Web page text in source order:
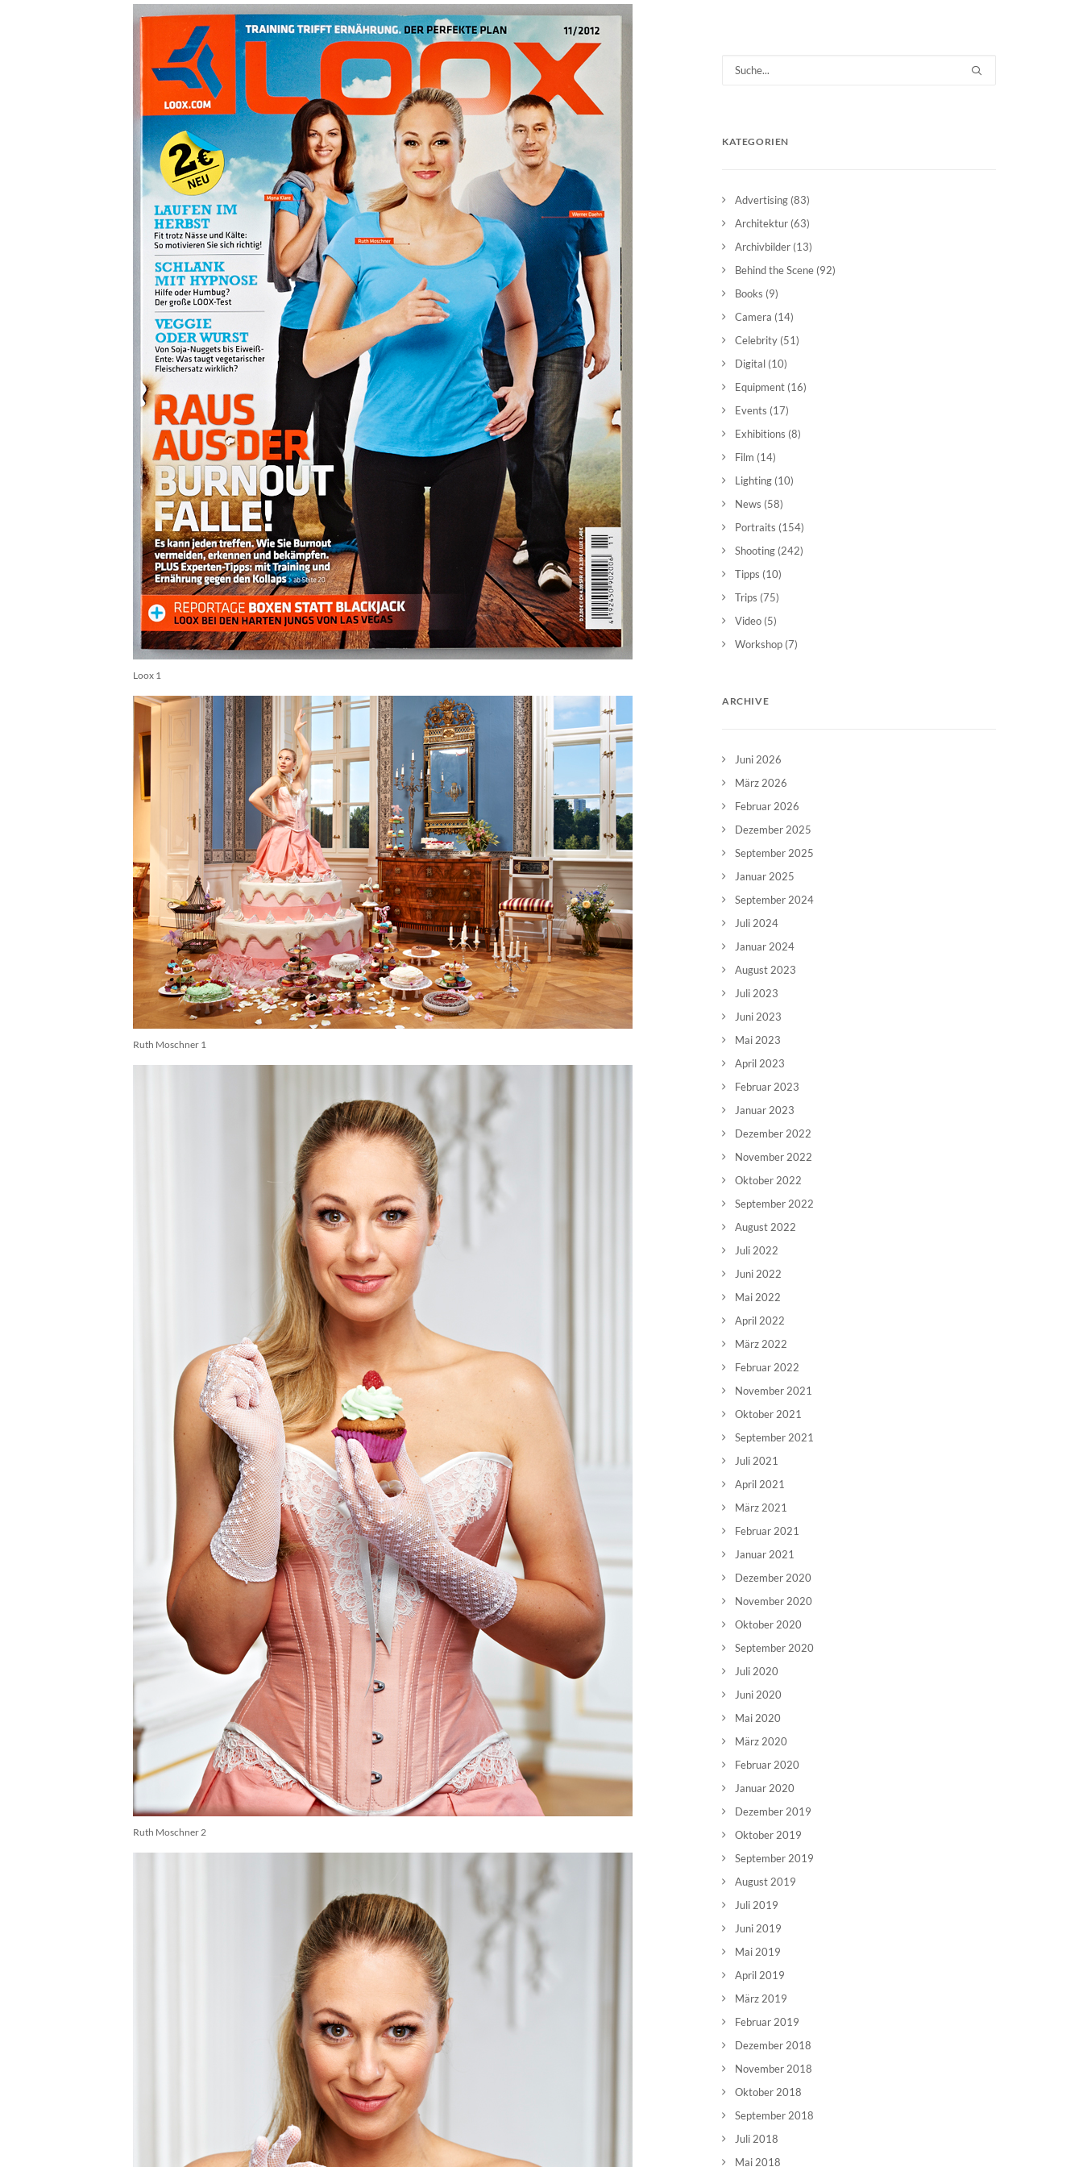
Loox 1
Ruth Moschner 1
Ruth Moschner 2
KATEGORIEN
Advertising (83)
Architektur (63)
Archivbilder (13)
Behind the Scene (92)
Books (9)
Camera (14)
Celebrity (51)
Digital (10)
Equipment (16)
Events (17)
Exhibitions (8)
Film (14)
Lighting (10)
News (58)
Portraits (154)
Shooting (242)
Tipps (10)
Trips (75)
Video (5)
Workshop (7)
ARCHIVE
Juni 2026
März 2026
Februar 2026
Dezember 2025
September 2025
Januar 2025
September 2024
Juli 2024
Januar 2024
August 2023
Juli 2023
Juni 2023
Mai 2023
April 2023
Februar 2023
Januar 2023
Dezember 2022
November 2022
Oktober 2022
September 2022
August 2022
Juli 2022
Juni 2022
Mai 2022
April 2022
März 2022
Februar 2022
November 2021
Oktober 2021
September 2021
Juli 2021
April 2021
März 2021
Februar 2021
Januar 2021
Dezember 2020
November 2020
Oktober 2020
September 2020
Juli 2020
Juni 2020
Mai 2020
März 2020
Februar 2020
Januar 2020
Dezember 2019
Oktober 2019
September 2019
August 2019
Juli 2019
Juni 2019
Mai 2019
April 2019
März 2019
Februar 2019
Dezember 2018
November 2018
Oktober 2018
September 2018
Juli 2018
Mai 2018